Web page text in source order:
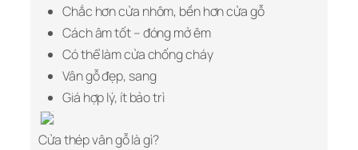
Chắc hơn cửa nhôm, bền hơn cửa gỗ
Cách âm tốt – đóng mở êm
Có thể làm cửa chống cháy
Vân gỗ đẹp, sang
Giá hợp lý, ít bảo trì
Cửa thép vân gỗ là gì?